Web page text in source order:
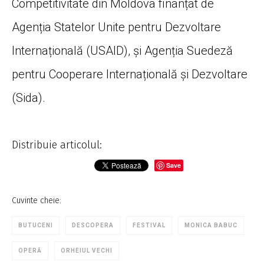
Competitivitate din Moldova finanțat de
Agenția Statelor Unite pentru Dezvoltare
Internațională (USAID), și Agenția Suedeză
pentru Cooperare Internațională și Dezvoltare
(Sida).
Distribuie articolul:
Save
Cuvinte cheie:
BUTUCENI DESCOPERA FESTIVAL MONICA BABUC
OPERĂ ORHEIUL VECHI